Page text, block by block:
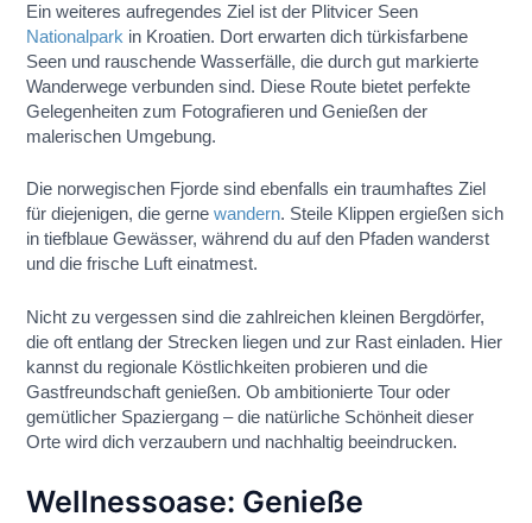
Ein weiteres aufregendes Ziel ist der Plitvicer Seen
Nationalpark in Kroatien. Dort erwarten dich türkisfarbene
Seen und rauschende Wasserfälle, die durch gut markierte
Wanderwege verbunden sind. Diese Route bietet perfekte
Gelegenheiten zum Fotografieren und Genießen der
malerischen Umgebung.
Die norwegischen Fjorde sind ebenfalls ein traumhaftes Ziel
für diejenigen, die gernewandern. Steile Klippen ergießen sich
in tiefblaue Gewässer, während du auf den Pfaden wanderst
und die frische Luft einatmest.
Nicht zu vergessen sind die zahlreichen kleinen Bergdörfer,
die oft entlang der Strecken liegen und zur Rast einladen. Hier
kannst du regionale Köstlichkeiten probieren und die
Gastfreundschaft genießen. Ob ambitionierte Tour oder
gemütlicher Spaziergang – die natürliche Schönheit dieser
Orte wird dich verzaubern und nachhaltig beeindrucken.
Wellnessoase: Genieße